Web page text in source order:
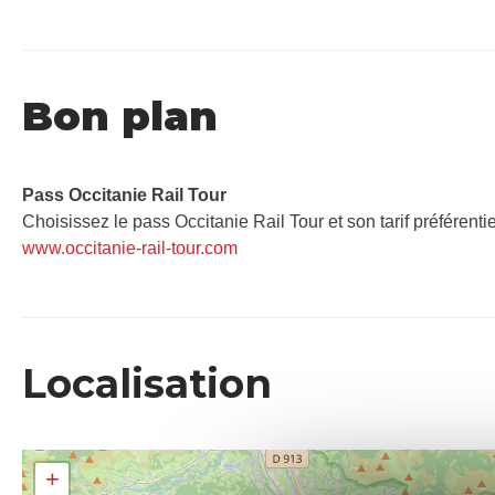
Bon plan
Pass Occitanie Rail Tour​
Choisissez le pass Occitanie Rail Tour et son tarif
www.occitanie-rail-tour.com
Localisation
+